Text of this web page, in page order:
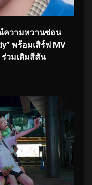
ความหวานซ่อน
พร้อมเสิร์ฟ MV
ร่วมเติมสีสัน